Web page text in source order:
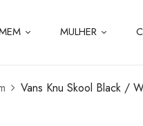
MULHER
Vans Knu Skool Black /